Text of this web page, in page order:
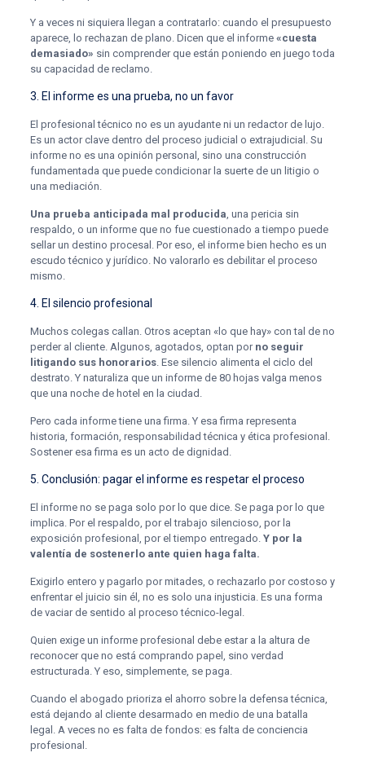
Y a veces ni siquiera llegan a contratarlo: cuando el presupuesto
aparece, lo rechazan de plano. Dicen que el informe «cuesta
demasiado» sin comprender que están poniendo en juego toda
su capacidad de reclamo.
3. El informe es una prueba, no un favor
El profesional técnico no es un ayudante ni un redactor de lujo.
Es un actor clave dentro del proceso judicial o extrajudicial. Su
informe no es una opinión personal, sino una construcción
fundamentada que puede condicionar la suerte de un litigio o
una mediación.
Una prueba anticipada mal producida, una pericia sin
respaldo, o un informe que no fue cuestionado a tiempo puede
sellar un destino procesal. Por eso, el informe bien hecho es un
escudo técnico y jurídico. No valorarlo es debilitar el proceso
mismo.
4. El silencio profesional
Muchos colegas callan. Otros aceptan «lo que hay» con tal de no
perder al cliente. Algunos, agotados, optan por no seguir
litigando sus honorarios. Ese silencio alimenta el ciclo del
destrato. Y naturaliza que un informe de 80 hojas valga menos
que una noche de hotel en la ciudad.
Pero cada informe tiene una firma. Y esa firma representa
historia, formación, responsabilidad técnica y ética profesional.
Sostener esa firma es un acto de dignidad.
5. Conclusión: pagar el informe es respetar el proceso
El informe no se paga solo por lo que dice. Se paga por lo que
implica. Por el respaldo, por el trabajo silencioso, por la
exposición profesional, por el tiempo entregado. Y por la
valentía de sostenerlo ante quien haga falta.
Exigirlo entero y pagarlo por mitades, o rechazarlo por costoso y
enfrentar el juicio sin él, no es solo una injusticia. Es una forma
de vaciar de sentido al proceso técnico-legal.
Quien exige un informe profesional debe estar a la altura de
reconocer que no está comprando papel, sino verdad
estructurada. Y eso, simplemente, se paga.
Cuando el abogado prioriza el ahorro sobre la defensa técnica,
está dejando al cliente desarmado en medio de una batalla
legal. A veces no es falta de fondos: es falta de conciencia
profesional.